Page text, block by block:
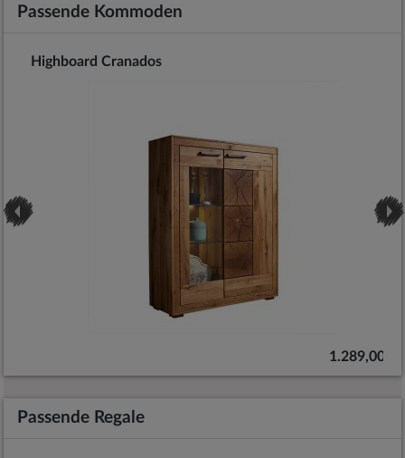
Passende Kommoden
Highboard Cranados
1.289,00 €
Passende Regale